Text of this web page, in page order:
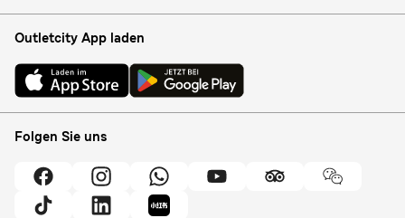
Outletcity App laden
Folgen Sie uns